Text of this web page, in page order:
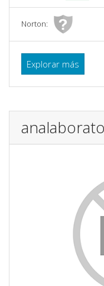
Norton:
Explorar más